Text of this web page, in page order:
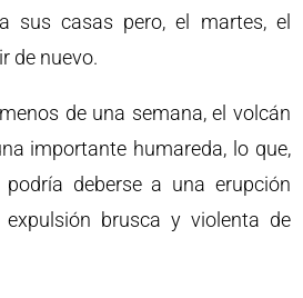
sus casas pero, el martes, el
de nuevo.
de una semana, el volcán
importante humareda, lo que,
podría deberse a una erupción
brusca y violenta de